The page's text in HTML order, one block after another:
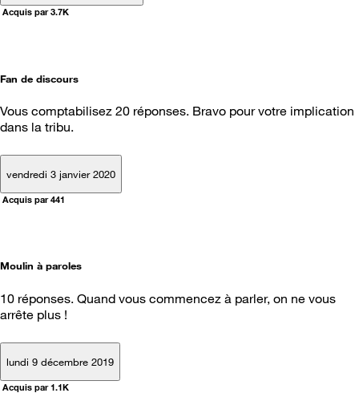
Acquis par 3.7K
Fan de discours
Vous comptabilisez 20 réponses. Bravo pour votre implication
dans la tribu.
vendredi 3 janvier 2020
Acquis par 441
Moulin à paroles
10 réponses. Quand vous commencez à parler, on ne vous
arrête plus !
lundi 9 décembre 2019
Acquis par 1.1K